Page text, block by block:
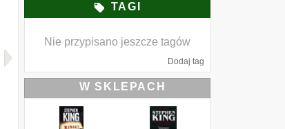
TAGI
Nie przypisano jeszcze tagów
Dodaj tag
W SKLEPACH